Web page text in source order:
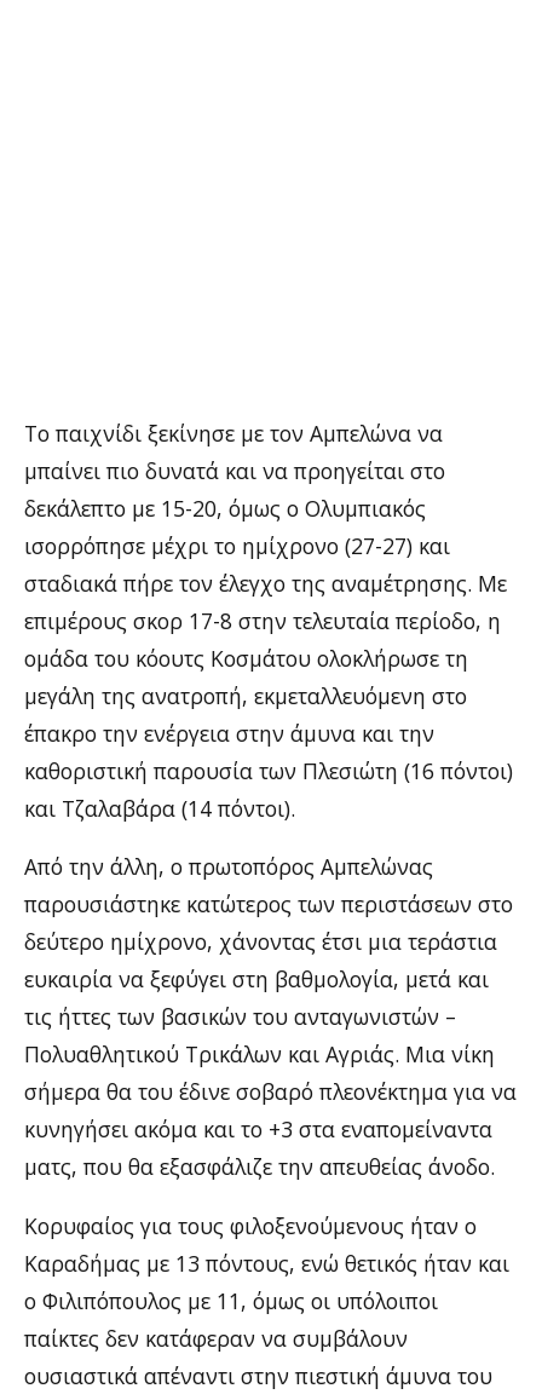
Το παιχνίδι ξεκίνησε με τον Αμπελώνα να
μπαίνει πιο δυνατά και να προηγείται στο
δεκάλεπτο με 15-20, όμως ο Ολυμπιακός
ισορρόπησε μέχρι το ημίχρονο (27-27) και
σταδιακά πήρε τον έλεγχο της αναμέτρησης. Με
επιμέρους σκορ 17-8 στην τελευταία περίοδο, η
ομάδα του κόουτς Κοσμάτου ολοκλήρωσε τη
μεγάλη της ανατροπή, εκμεταλλευόμενη στο
έπακρο την ενέργεια στην άμυνα και την
καθοριστική παρουσία των Πλεσιώτη (16 πόντοι)
και Τζαλαβάρα (14 πόντοι).
Από την άλλη, ο πρωτοπόρος Αμπελώνας
παρουσιάστηκε κατώτερος των περιστάσεων στο
δεύτερο ημίχρονο, χάνοντας έτσι μια τεράστια
ευκαιρία να ξεφύγει στη βαθμολογία, μετά και
τις ήττες των βασικών του ανταγωνιστών –
Πολυαθλητικού Τρικάλων και Αγριάς. Μια νίκη
σήμερα θα του έδινε σοβαρό πλεονέκτημα για να
κυνηγήσει ακόμα και το +3 στα εναπομείναντα
ματς, που θα εξασφάλιζε την απευθείας άνοδο.
Κορυφαίος για τους φιλοξενούμενους ήταν ο
Καραδήμας με 13 πόντους, ενώ θετικός ήταν και
ο Φιλιπόπουλος με 11, όμως οι υπόλοιποι
παίκτες δεν κατάφεραν να συμβάλουν
ουσιαστικά απέναντι στην πιεστική άμυνα του